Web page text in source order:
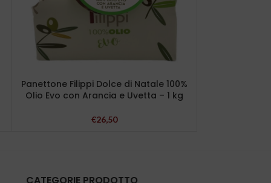
Panettone Filippi Dolce di Natale 100%
Olio Evo con Arancia e Uvetta – 1 kg
€26,50